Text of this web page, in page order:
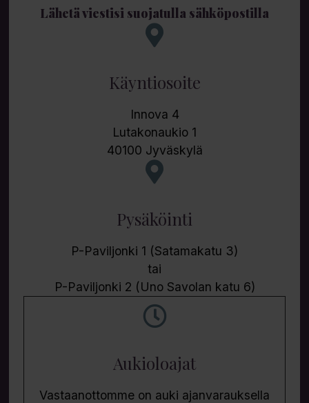
Lähetä viestisi suojatulla sähköpostilla
Käyntiosoite
Innova 4
Lutakonaukio 1
40100 Jyväskylä
Pysäköinti
P-Paviljonki 1 (Satamakatu 3)
tai
P-Paviljonki 2 (Uno Savolan katu 6)
Aukioloajat
Vastaanottomme on auki ajanvarauksella